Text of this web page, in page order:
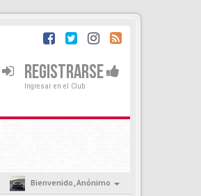
REGISTRARSE
Ingresar en el Club
Bienvenido,Anónimo